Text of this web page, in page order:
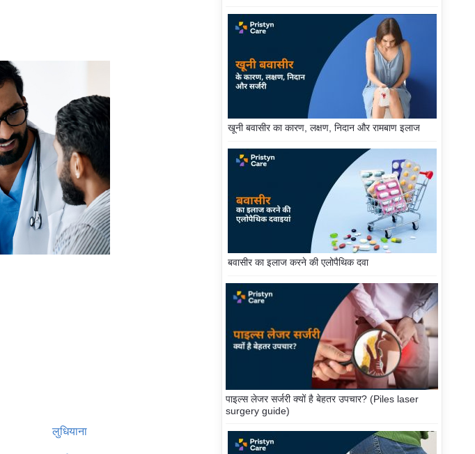
लुधियाना
खूनी बवासीर का कारण, लक्षण, निदान और रामबाण इलाज
बवासीर का इलाज करने की एलोपैथिक दवा
पाइल्स लेजर सर्जरी क्यों है बेहतर उपचार? (Piles laser
surgery guide)